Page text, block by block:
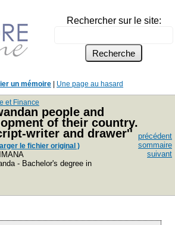
Rechercher sur le site:
un mémoire Une page au hasard
et Finance
people and
of their country.
writer and drawer''
le fichier original )
- Bachelor's degree in
précédent
sommaire
suivant